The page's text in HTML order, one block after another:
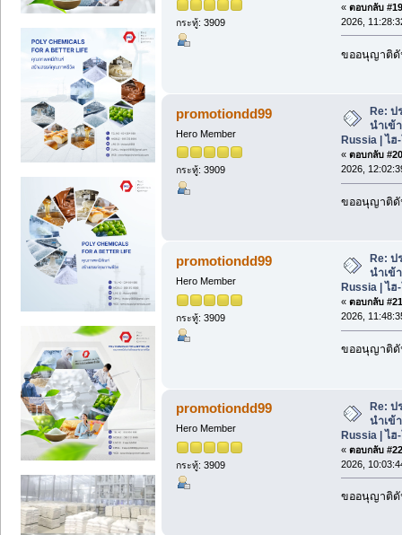
กระทู้: 3909
« ตอบกลับ
2026,
ขออนุญาติ
promotiondd99
Hero Member
กระทู้: 3909
Re: ป
นำเข้
Russia | ไฮ
« ตอบกลับ
2026,
ขออนุญาติ
promotiondd99
Hero Member
กระทู้: 3909
Re: ป
นำเข้
Russia | ไฮ
« ตอบกลับ
2026,
ขออนุญาติ
promotiondd99
Hero Member
กระทู้: 3909
Re: ป
นำเข้
Russia | ไฮ
« ตอบกลับ
2026,
ขออนุญาติ